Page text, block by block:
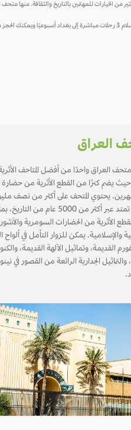
من الخيارات للمهتمين بالتاريخ والثقافة. منها
عبر الموقعز
العراق
العراق واحدًا من أفضل المتاحف
حيث يضم كنزًا من القطع الأثرية من حضارة
يحتوي المتحف على أكثر من نصف
قطعة تمتد عبر أكثر من 5000 عام من
الأثرية من الحضارات السومرية
والإسلامية. يمكن للزوار التأمل في ألواح
القديمة، وتماثيل الآلهة القديمة،
والتماثيل الجدارية الرائعة من القصور في